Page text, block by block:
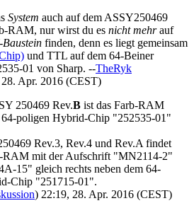
System auch auf dem ASSY250469
RAM, nur wirst du es nicht mehrauf
Baustein finden, denn es liegt gemeinsam
und TTL auf dem 64-Beiner
01 von Sharp. --TheRyk
Apr. 2016 (CEST)
250469 Rev.B ist das Farb-RAM
64-poligen Hybrid-Chip "252535-01"
Rev.3, Rev.4 und Rev.A findet
RAM mit der Aufschrift "MN2114-2"
15" gleich rechts neben dem 64-
Chip "251715-01".
) 22:19, 28. Apr. 2016 (CEST)